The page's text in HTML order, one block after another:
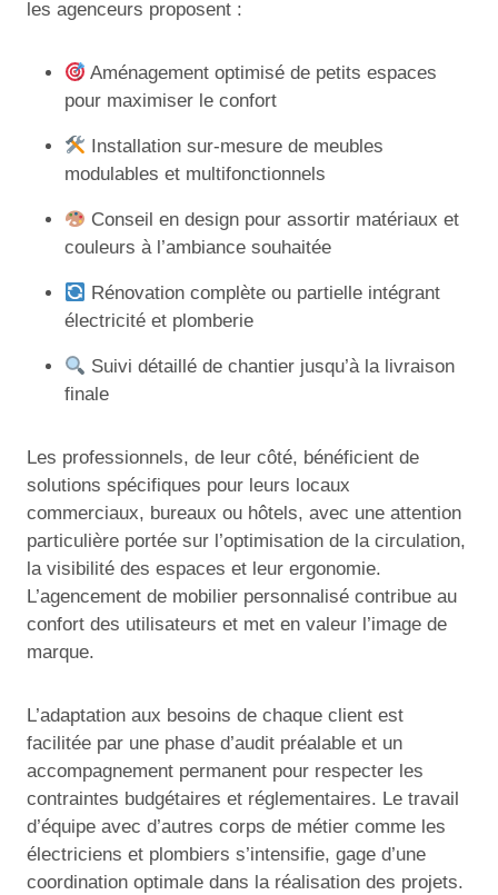
les agenceurs proposent :
Aménagement optimisé de petits espaces
pour maximiser le confort
Installation sur-mesure de meubles
modulables et multifonctionnels
Conseil en design pour assortir matériaux et
couleurs à l’ambiance souhaitée
Rénovation complète ou partielle intégrant
électricité et plomberie
Suivi détaillé de chantier jusqu’à la livraison
finale
Les professionnels, de leur côté, bénéficient de
solutions spécifiques pour leurs locaux
commerciaux, bureaux ou hôtels, avec une attention
particulière portée sur l’optimisation de la circulation,
la visibilité des espaces et leur ergonomie.
L’agencement de mobilier personnalisé contribue au
confort des utilisateurs et met en valeur l’image de
marque.
L’adaptation aux besoins de chaque client est
facilitée par une phase d’audit préalable et un
accompagnement permanent pour respecter les
contraintes budgétaires et réglementaires. Le travail
d’équipe avec d’autres corps de métier comme les
électriciens et plombiers s’intensifie, gage d’une
coordination optimale dans la réalisation des projets.